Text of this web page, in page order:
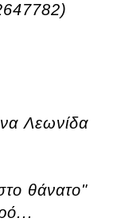
Λεωνίδα
θάνατο"